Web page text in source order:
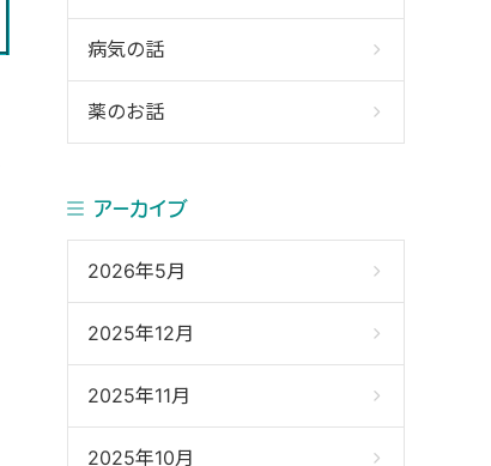
病気の話
薬のお話
アーカイブ
2026年5月
2025年12月
2025年11月
2025年10月